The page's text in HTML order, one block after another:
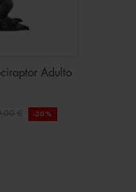
Adulto
€ -30%